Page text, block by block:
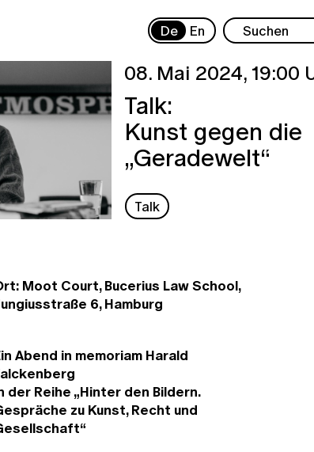
De
En
08. Mai 2024,19:00
Talk:
Kunst gegen die
„Geradewelt“
Talk
Moot Court, Bucerius Law School,
6, Hamburg
Abend in memoriam Harald
der Reihe „Hinter den Bildern.
zu Kunst, Recht und